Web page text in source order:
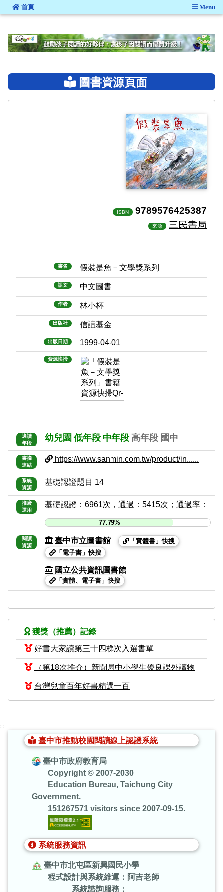
::: 首頁 Menu
圖書資源頁面
ISBN 9789576425387
來源 三民書局
書名 假裝是魚－文學獎系列
語文 中文圖書
作者 林小杯
出版社 信誼基金
出版日期 1999-04-01
資源快掃
適讀
年段
幼兒園 低年段 中年段 高年段 國中
書摘
連結
https://www.sanmin.com.tw/product/in......
系統
資源
基礎認證題目 14
推廣
運用
基礎認證：6961次，通過：5415次；通過率：
77.79%
閱讀
資源
臺中市立圖書館
「實體書」快搜
「電子書」快搜
國立公共資訊圖書館
「實體、電子書」快搜
獲獎（推薦）記錄
好書大家讀第三十四梯次入選書單
（第18次推介）新聞局中小學生優良課外讀物
台灣兒童百年好書精選一百
臺中市推動校園閱讀線上認證系統
臺中市政府教育局
Copyright © 2007-2030
Education Bureau, Taichung City
Government.
151267571 visitors since 2007-09-15.
系統服務資訊
臺中市北屯區新興國民小學
程式設計與系統維運：阿吉老師
系統諮詢服務：